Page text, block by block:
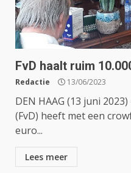
FvD haalt ruim
Redactie 13/06/2023
DEN HAAG (13 juni
(FvD) heeft met een
euro...
Lees meer